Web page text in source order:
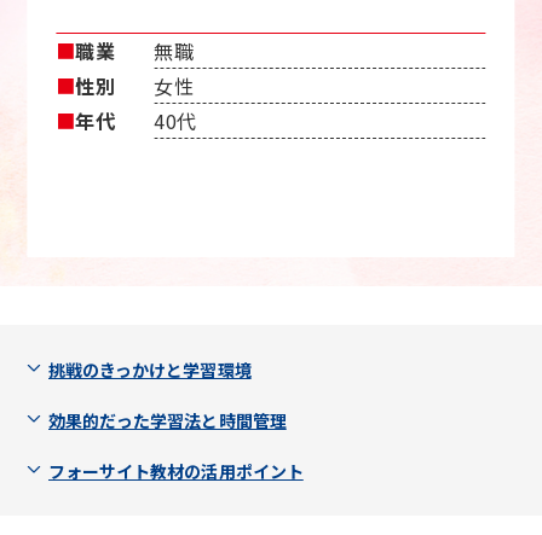
■職業
無職
■性別
女性
■年代 40代
挑戦のきっかけと学習環境
効果的だった学習法と時間管理
フォーサイト教材の活用ポイント